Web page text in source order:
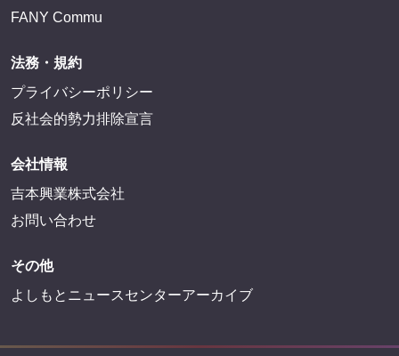
FANY Commu
法務・規約
プライバシーポリシー
反社会的勢力排除宣言
会社情報
吉本興業株式会社
お問い合わせ
その他
よしもとニュースセンターアーカイブ